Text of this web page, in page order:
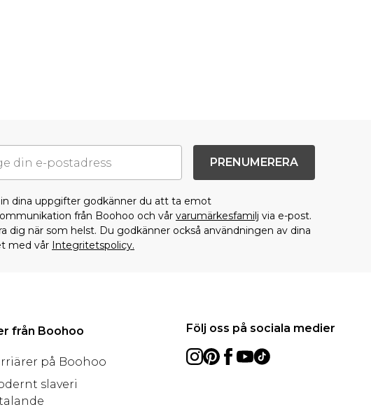
PRENUMERERA
dina uppgifter godkänner du att ta emot
från Boohoo och vår varumärkesfamilj via e-post.
dig när som helst. Du godkänner också användningen av dina
med vår Integritetspolicy.
från Boohoo
på Boohoo
slaveri
Följ oss på sociala medier